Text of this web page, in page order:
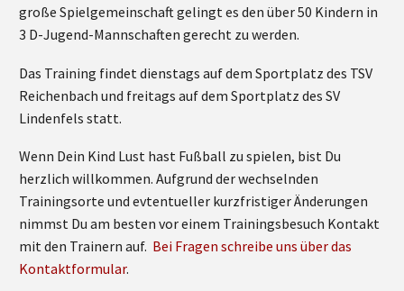
große Spielgemeinschaft gelingt es den über 50 Kindern in
3 D-Jugend-Mannschaften gerecht zu werden.
Das Training findet dienstags auf dem Sportplatz des TSV
Reichenbach und freitags auf dem Sportplatz des SV
Lindenfels statt.
Wenn Dein Kind Lust hast Fußball zu spielen, bist Du
herzlich willkommen. Aufgrund der wechselnden
Trainingsorte und evtentueller kurzfristiger Änderungen
nimmst Du am besten vor einem Trainingsbesuch Kontakt
mit den Trainern auf. Bei Fragen schreibe uns über das
Kontaktformular.